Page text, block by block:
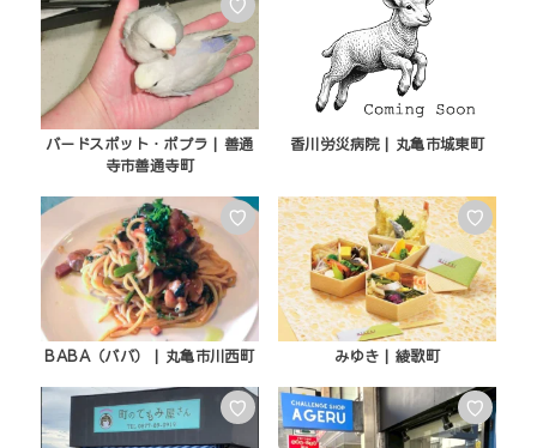
♡
バードスポット・ポプラ | 善通
寺市善通寺町
香川労災病院 | 丸亀市城東町
♡
BABA（ババ） | 丸亀市川西町
♡
みゆき | 綾歌町
♡ ♡